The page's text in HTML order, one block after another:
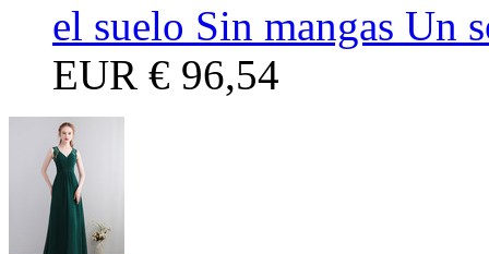
el suelo Sin mangas Un
EUR € 96,54